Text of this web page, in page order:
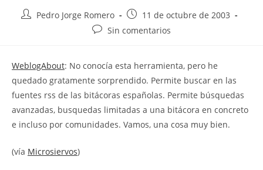
AutorPedro Jorge Romero
Publicación
de
11 de octubre de 2003
Comentarios
entrada:
Sin comentarios
WeblogAbout: No conocía esta herramienta, pero he
quedado gratamente sorprendido. Permite buscar en las
fuentes rss de las bitácoras españolas. Permite búsquedas
avanzadas, busquedas limitadas a una bitácora en concreto
e incluso por comunidades. Vamos, una cosa muy bien.
(vía Microsiervos)